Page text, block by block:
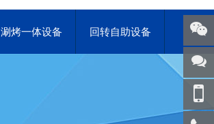
涮烤一体设备 回转自助设备
关注
微信
在线
客服
手机